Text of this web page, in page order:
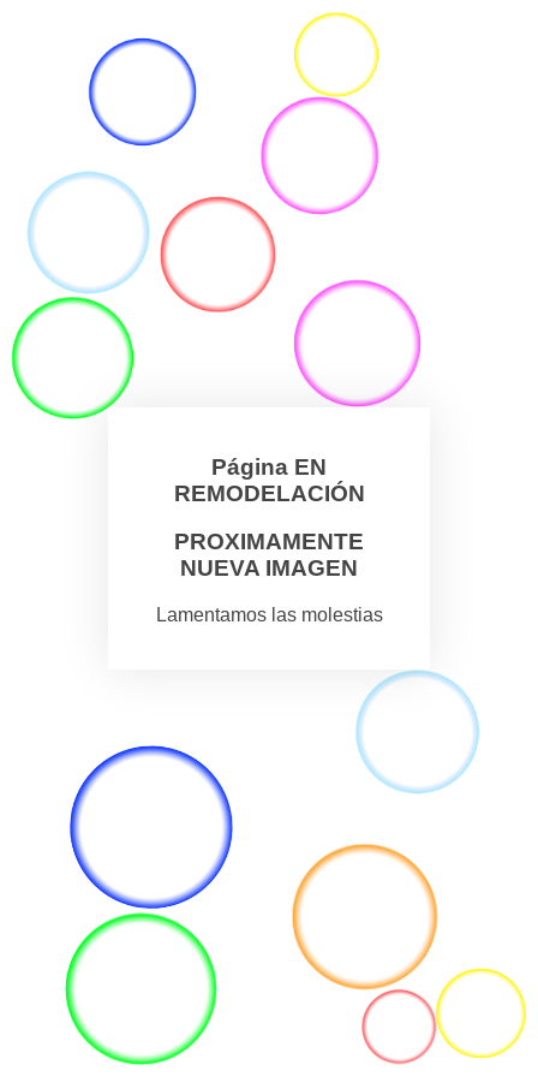
Página EN
REMODELACIÓN
PROXIMAMENTE
NUEVA IMAGEN
Lamentamos las molestias